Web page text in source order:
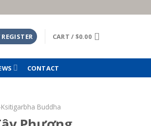
CART / $0.00
CONTACT
Buddha